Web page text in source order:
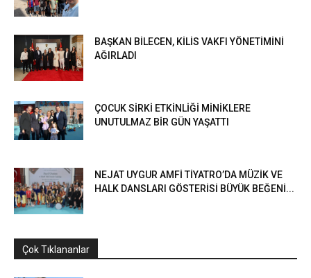
BAŞKAN BİLECEN, KİLİS VAKFI YÖNETİMİNİ
AĞIRLADI
ÇOCUK SİRKİ ETKİNLİĞİ MİNİKLERE
UNUTULMAZ BİR GÜN YAŞATTI
NEJAT UYGUR AMFİ TİYATRO’DA MÜZİK VE
HALK DANSLARI GÖSTERİSİ BÜYÜK BEĞENİ...
Çok Tıklananlar